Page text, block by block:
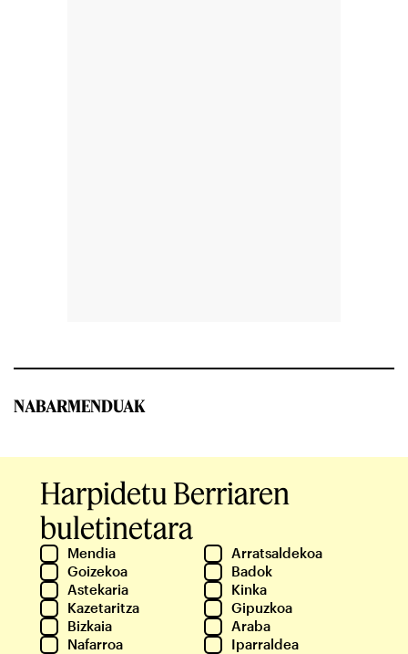
NABARMENDUAK
Harpidetu Berriaren
buletinetara
Mendia
Arratsaldekoa
Goizekoa
Badok
Astekaria
Kinka
Kazetaritza
Gipuzkoa
Bizkaia
Araba
Nafarroa
Iparraldea